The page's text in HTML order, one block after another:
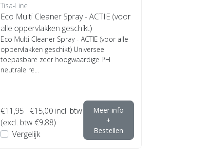
Tisa-Line
Eco Multi Cleaner Spray - ACTIE (voor
alle oppervlakken geschikt)
Eco Multi Cleaner Spray - ACTIE (voor alle
oppervlakken geschikt) Universeel
toepasbare zeer hoogwaardige PH
neutrale re...
€11,95 €15,00 incl. btw
(excl. btw €9,88)
Vergelijk
Meer info
+
Bestellen